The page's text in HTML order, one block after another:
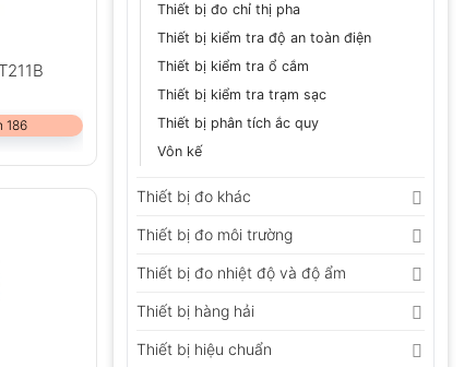
Thiết bị đo chỉ thị pha
Thiết bị kiểm tra độ an toàn điện
Thiết bị kiểm tra ổ cắm
Thiết bị kiểm tra trạm sạc
Thiết bị phân tích ắc quy
Vôn kế
Thiết bị đo khác
Thiết bị đo môi trường
Thiết bị đo nhiệt độ và độ ẩm
Thiết bị hàng hải
Thiết bị hiệu chuẩn
186